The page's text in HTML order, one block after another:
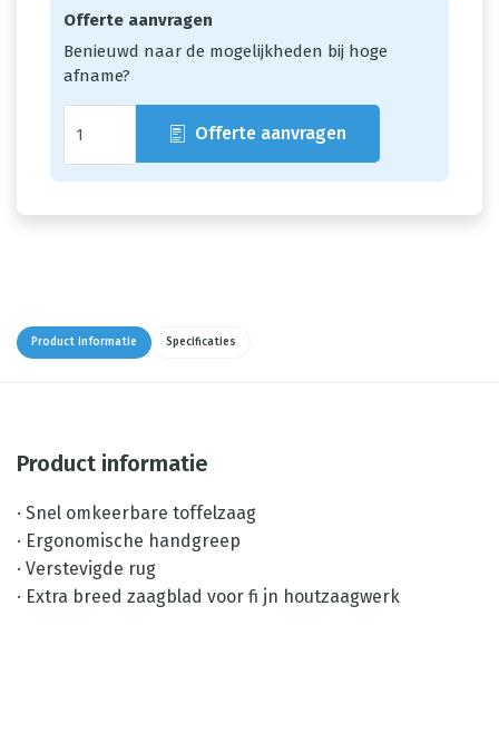
Offerte aanvragen
Benieuwd naar de mogelijkheden bij hoge
afname?
Offerte aanvragen
Product informatie Specificaties
Product informatie
· Snel omkeerbare toffelzaag
· Ergonomische handgreep
· Verstevigde rug
· Extra breed zaagblad voor fi jn houtzaagwerk